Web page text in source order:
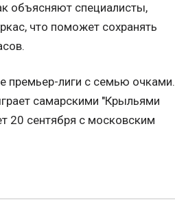
объясняют специалисты,
что поможет сохранять
премьер-лиги с семью очками.
самарскими "Крыльями
20 сентября с московским